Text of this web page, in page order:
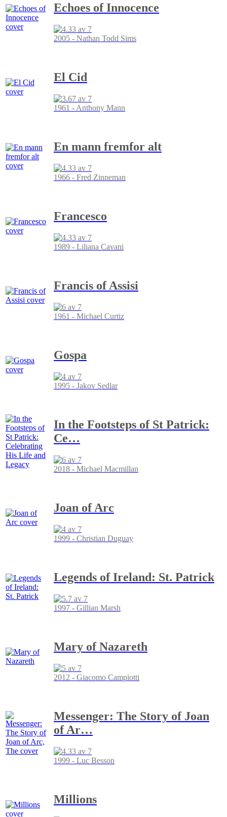
Echoes of Innocence
2005 - Nathan Todd Sims
El Cid
1961 - Anthony Mann
En mann fremfor alt
1966 - Fred Zinneman
Francesco
1989 - Liliana Cavani
Francis of Assisi
1961 - Michael Curtiz
Gospa
1995 - Jakov Sedlar
In the Footsteps of St Patrick:
Ce…
2018 - Michael Macmillan
Joan of Arc
1999 - Christian Duguay
Legends of Ireland: St. Patrick
1997 - Gillian Marsh
Mary of Nazareth
2012 - Giacomo Campiotti
Messenger: The Story of Joan
of Ar…
1999 - Luc Besson
Millions